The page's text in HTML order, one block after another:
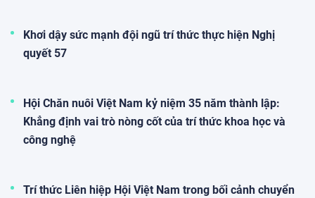
Khơi dậy sức mạnh đội ngũ trí thức thực hiện Nghị
quyết 57
Hội Chăn nuôi Việt Nam kỷ niệm 35 năm thành lập:
Khẳng định vai trò nòng cốt của trí thức khoa học và
công nghệ
Trí thức Liên hiệp Hội Việt Nam trong bối cảnh chuyển